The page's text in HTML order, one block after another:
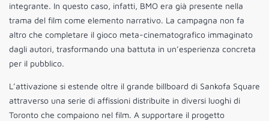
integrante. In questo caso, infatti, BMO era già presente nella
trama del film come elemento narrativo. La campagna non fa
altro che completare il gioco meta-cinematografico immaginato
dagli autori, trasformando una battuta in un’esperienza concreta
per il pubblico.
L’attivazione si estende oltre il grande billboard di Sankofa Square
attraverso una serie di affissioni distribuite in diversi luoghi di
Toronto che compaiono nel film. A supportare il progetto